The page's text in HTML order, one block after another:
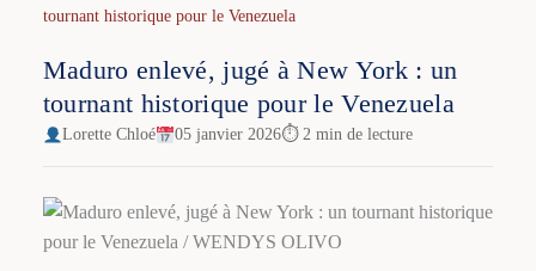
tournant historique pour le Venezuela
Maduro enlevé, jugé à New York : un
tournant historique pour le Venezuela
Lorette Chloé 05 janvier 2026⏱ 2 min de lecture